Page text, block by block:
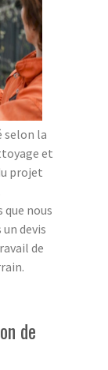
selon la
et
projet
que nous
devis
de
de